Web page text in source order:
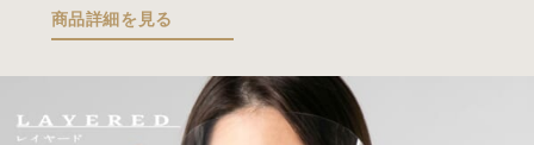
価
格
は
で
価
格
は
¥3,432
商品詳細を見る